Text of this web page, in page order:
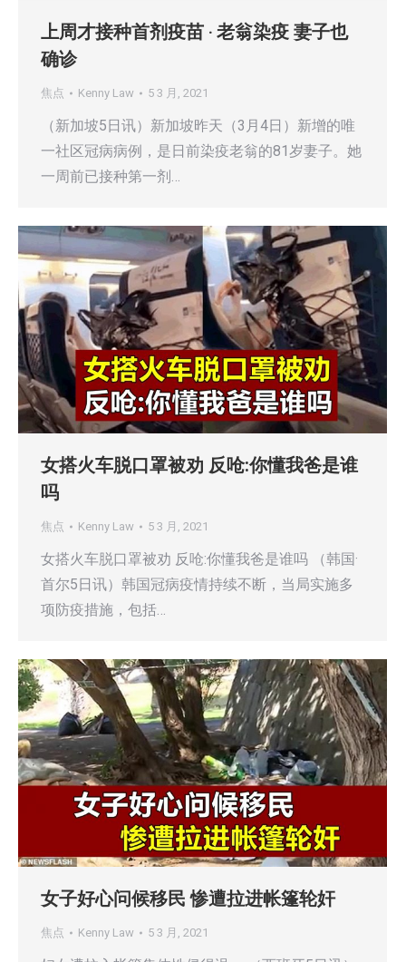
上周才接种首剂疫苗 ‧ 老翁染疫 妻子也
确诊
焦点 Kenny Law 5 3 月, 2021
（新加坡5日讯）新加坡昨天（3月4日）新增的唯
一社区冠病病例，是日前染疫老翁的81岁妻子。她
一周前已接种第一剂…
女搭火车脱口罩被劝 反呛:你懂我爸是谁
吗
焦点 Kenny Law 5 3 月, 2021
女搭火车脱口罩被劝 反呛:你懂我爸是谁吗 （韩国·
首尔5日讯）韩国冠病疫情持续不断，当局实施多
项防疫措施，包括…
女子好心问候移民 惨遭拉进帐篷轮奸
焦点 Kenny Law 5 3 月, 2021